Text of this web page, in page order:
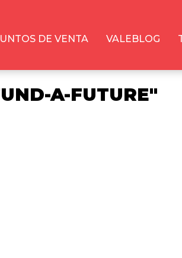
DE VENTA VALEBLOG
A-FUTURE"